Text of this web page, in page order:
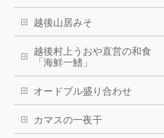
越後山居みそ
越後村上うおや直営の和食
「海鮮一鰭」
オードブル盛り合わせ
カマスの一夜干